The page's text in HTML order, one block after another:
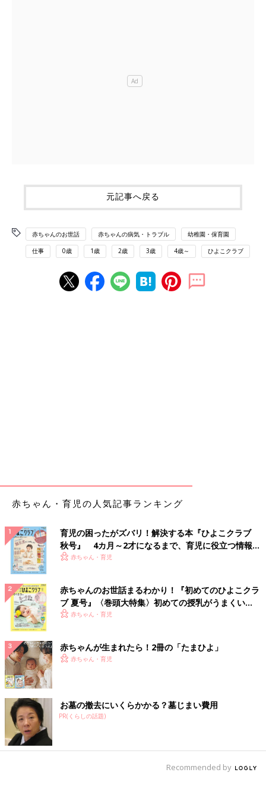
元記事へ戻る
赤ちゃんのお世話 赤ちゃんの病気・トラブル 幼稚園・保育園
仕事 0歳 1歳 2歳 3歳 4歳～ ひよこクラブ
赤ちゃん・育児の人気記事ランキング
育児の困ったがズバリ！解決する本『ひよこクラブ
秋号』 4カ月～2才になるまで、育児に役立つ情報が
いっぱい！
赤ちゃん・育児
赤ちゃんのお世話まるわかり！『初めてのひよこクラ
ブ 夏号』〈巻頭大特集〉初めての授乳がうまくい
く！ おっぱい・ミルクの基本と夏のトラブル 解決テ
赤ちゃん・育児
赤ちゃんが生まれたら！2冊の「たまひよ」
赤ちゃん・育児
お墓の撤去にいくらかかる？墓じまい費用
PR(くらしの話題)
Recommended by